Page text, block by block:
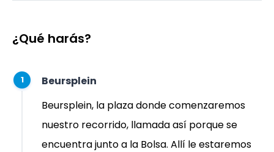
¿Qué harás?
1
Beursplein
Beursplein, la plaza donde comenzaremos
nuestro recorrido, llamada así porque se
encuentra junto a la Bolsa. Allí le estaremos